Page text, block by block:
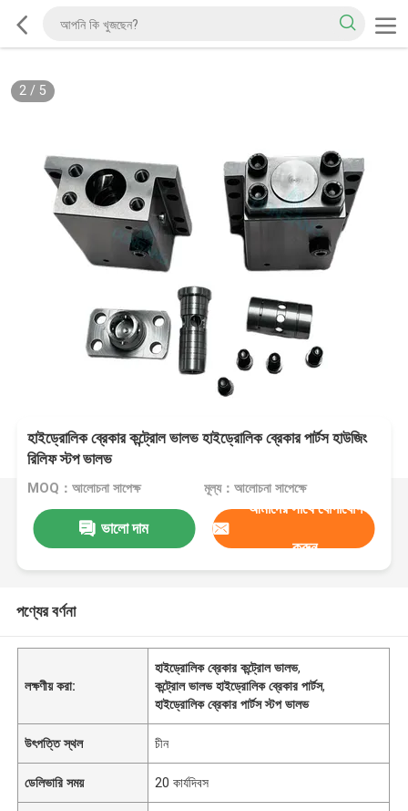
2/ 5
হাইড্রোলিক ব্রেকার কন্ট্রোল ভালভ হাইড্রোলিক ব্রেকার পার্টস হাউজিং
রিলিফ স্টপ ভালভ
MOQ：আলোচনা সাপেক্ষ মূল্য：আলোচনা সাপেক্ষে
ভালো দাম
আমাদের সাথে যোগাযোগ
করুন
পণ্যের বর্ণনা
লক্ষণীয় করা:
হাইড্রোলিক ব্রেকার কন্ট্রোল ভালভ,
কন্ট্রোল ভালভ হাইড্রোলিক ব্রেকার পার্টস,
হাইড্রোলিক ব্রেকার পার্টস স্টপ ভালভ
উৎপত্তি স্থল চীন
ডেলিভারি সময় 20 কার্যদিবস